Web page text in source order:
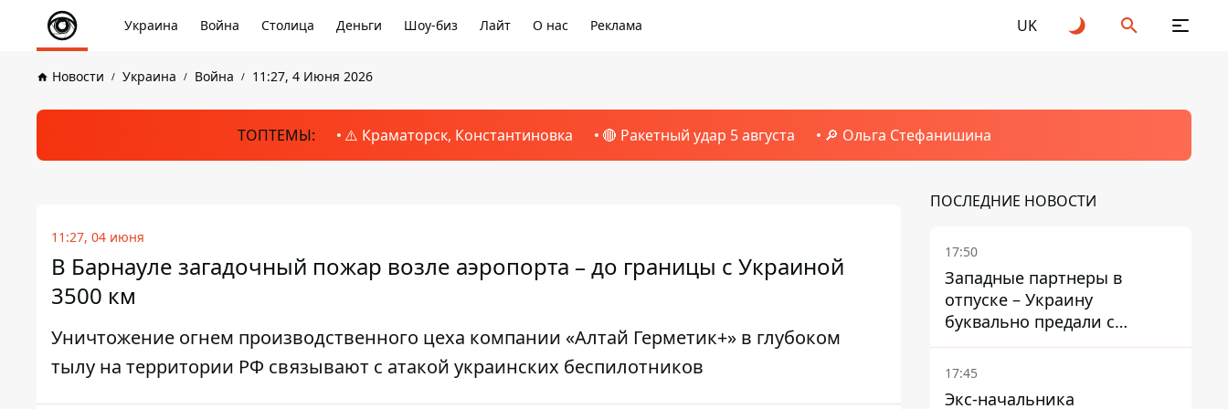
Украина Война Столица Деньги Шоу-биз Лайт О нас Реклама UK
Новости Украина Война 11:27, 4 Июня 2026
ТОПТЕМЫ: ⚠️ Краматорск, Константиновка 🔴 Ракетный удар 5 августа 🔎 Ольга Стефанишина
11:27, 04 июня
В Барнауле загадочный пожар возле аэропорта – до границы с Украиной
3500 км
Уничтожение огнем производственного цеха компании «Алтай Герметик+» в глубоком
тылу на территории РФ связывают с атакой украинских беспилотников
ПОСЛЕДНИЕ НОВОСТИ
17:50
Западные партнеры в
отпуске – Украину
буквально предали с
ракетами к Patriot – эксперт
Мусиенко
17:45
Экс-начальника